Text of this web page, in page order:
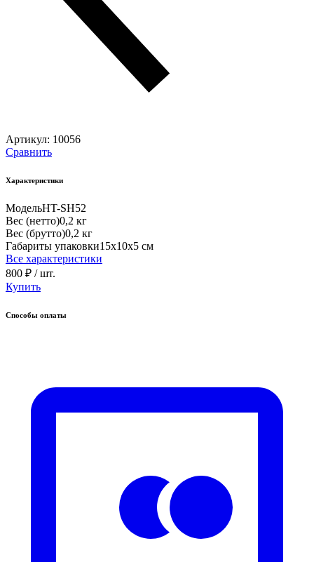
Артикул: 10056
Сравнить
Характеристики
МодельHT-SH52
Вес (нетто)0,2 кг
Вес (брутто)0,2 кг
Габариты упаковки15х10х5 см
Все характеристики
800 ₽ / шт.
Купить
Способы оплаты